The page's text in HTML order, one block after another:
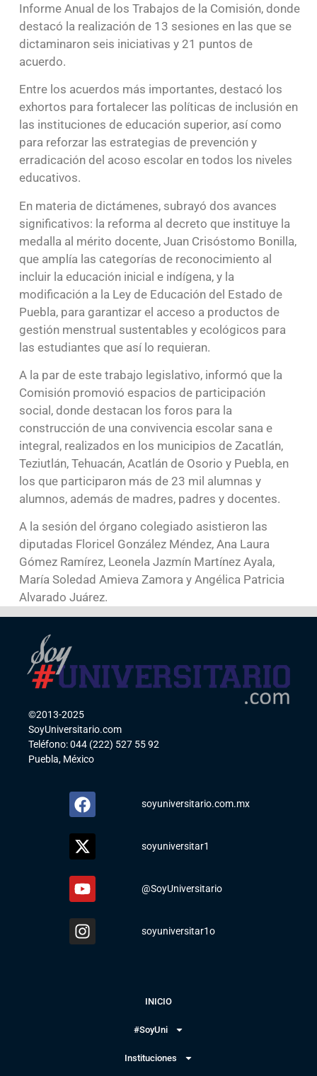
Informe Anual de los Trabajos de la Comisión, donde
destacó la realización de 13 sesiones en las que se
dictaminaron seis iniciativas y 21 puntos de
acuerdo.
Entre los acuerdos más importantes, destacó los
exhortos para fortalecer las políticas de inclusión en
las instituciones de educación superior, así como
para reforzar las estrategias de prevención y
erradicación del acoso escolar en todos los niveles
educativos.
En materia de dictámenes, subrayó dos avances
significativos: la reforma al decreto que instituye la
medalla al mérito docente, Juan Crisóstomo Bonilla,
que amplía las categorías de reconocimiento al
incluir la educación inicial e indígena, y la
modificación a la Ley de Educación del Estado de
Puebla, para garantizar el acceso a productos de
gestión menstrual sustentables y ecológicos para
las estudiantes que así lo requieran.
A la par de este trabajo legislativo, informó que la
Comisión promovió espacios de participación
social, donde destacan los foros para la
construcción de una convivencia escolar sana e
integral, realizados en los municipios de Zacatlán,
Teziutlán, Tehuacán, Acatlán de Osorio y Puebla, en
los que participaron más de 23 mil alumnas y
alumnos, además de madres, padres y docentes.
A la sesión del órgano colegiado asistieron las
diputadas Floricel González Méndez, Ana Laura
Gómez Ramírez, Leonela Jazmín Martínez Ayala,
María Soledad Amieva Zamora y Angélica Patricia
Alvarado Juárez.
©2013-2025
SoyUniversitario.com
Teléfono: 044 (222) 527 55 92
Puebla, México
soyuniversitario.com.mx
soyuniversitar1
@SoyUniversitario
soyuniversitar1o
INICIO
#SoyUni
Instituciones